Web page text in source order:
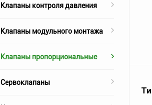
Клапаны контроля давления
Клапаны модульного монтажа
Клапаны пропорциональные
Сервоклапаны